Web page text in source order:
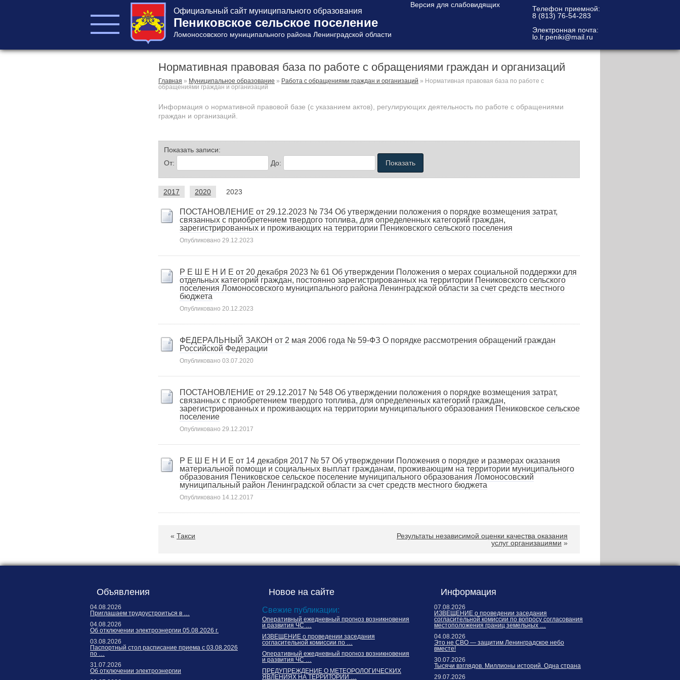
Официальный сайт муниципального образования
Пениковское сельское поселение
Ломоносовского муниципального района Ленинградской области
Телефон приемной:
8 (813) 76-54-283
Электронная почта:
lo.lr.peniki@mail.ru
Нормативная правовая база по работе с обращениями граждан и организаций
Главная » Муниципальное образование » Работа с обращениями граждан и организаций » Нормативная правовая база по работе с
обращениями граждан и организаций
Информация о нормативной правовой базе (с указанием актов), регулирующих деятельность по работе с обращениями
граждан и организаций.
Показать записи:
От:
До:
2017 2020 2023
ПОСТАНОВЛЕНИЕ от 29.12.2023 № 734 Об утверждении положения о порядке возмещения затрат,
связанных с приобретением твердого топлива, для определенных категорий граждан,
зарегистрированных и проживающих на территории Пениковского сельского поселения
Опубликовано 29.12.2023
Р Е Ш Е Н И Е от 20 декабря 2023 № 61 Об утверждении Положения о мерах социальной поддержки для
отдельных категорий граждан, постоянно зарегистрированных на территории Пениковского сельского
поселения Ломоносовского муниципального района Ленинградской области за счет средств местного
бюджета
Опубликовано 20.12.2023
ФЕДЕРАЛЬНЫЙ ЗАКОН от 2 мая 2006 года № 59-ФЗ О порядке рассмотрения обращений граждан
Российской Федерации
Опубликовано 03.07.2020
ПОСТАНОВЛЕНИЕ от 29.12.2017 № 548 Об утверждении положения о порядке возмещения затрат,
связанных с приобретением твердого топлива, для определенных категорий граждан,
зарегистрированных и проживающих на территории муниципального образования Пениковское сельское
поселение
Опубликовано 29.12.2017
Р Е Ш Е Н И Е от 14 декабря 2017 № 57 Об утверждении Положения о порядке и размерах оказания
материальной помощи и социальных выплат гражданам, проживающим на территории муниципального
образования Пениковское сельское поселение муниципального образования Ломоносовский
муниципальный район Ленинградской области за счет средств местного бюджета
Опубликовано 14.12.2017
« Такси
Результаты независимой оценки качества оказания
услуг организациями »
Объявления
04.08.2026
Приглашаем трудоустроиться в …
04.08.2026
Об отключении электроэнергии 05.08.2026 г.
03.08.2026
Паспортный стол расписание приема с 03.08.2026
по …
31.07.2026
Об отключении электроэнергии
Новое на сайте
Свежие публикации:
Оперативный ежедневный прогноз возникновения
и развития ЧС …
ИЗВЕЩЕНИЕ о проведении заседания
согласительной комиссии по …
Оперативный ежедневный прогноз возникновения
и развития ЧС …
ПРЕДУПРЕЖДЕНИЕ О МЕТЕОРОЛОГИЧЕСКИХ
ЯВЛЕНИЯХ НА ТЕРРИТОРИИ …
Информация
07.08.2026
ИЗВЕЩЕНИЕ о проведении заседания
согласительной комиссии по вопросу согласования
местоположения границ земельных …
04.08.2026
Это не СВО — защитим Ленинградское небо
вместе!
30.07.2026
Тысячи взглядов. Миллионы историй. Одна страна
29.07.2026